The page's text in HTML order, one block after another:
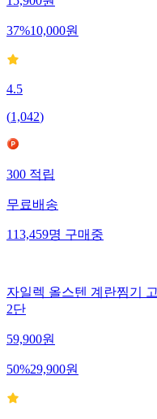
15,900원
37%10,000원
4.5
(1,042)
300적립
무료배송
113,459명구매중
자일렉 올스텐 계란찜기
2단
59,900원
50%29,900원